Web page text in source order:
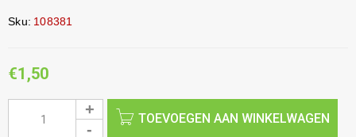
Sku: 108381
€1,50
TOEVOEGEN AAN WINKELWAGEN